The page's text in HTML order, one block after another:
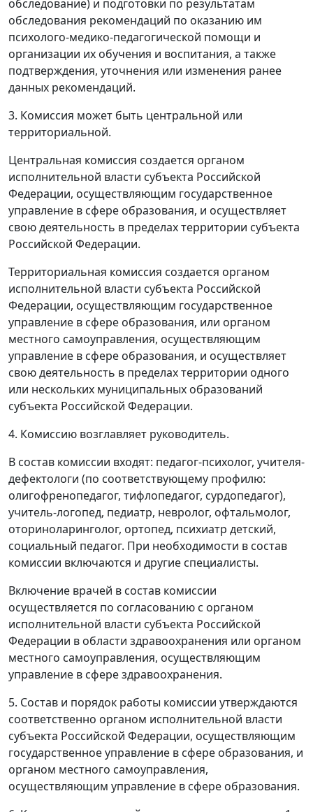
обследование) и подготовки по результатам
обследования рекомендаций по оказанию им
психолого-медико-педагогической помощи и
организации их обучения и воспитания, а также
подтверждения, уточнения или изменения ранее
данных рекомендаций.
3. Комиссия может быть центральной или
территориальной.
Центральная комиссия создается органом
исполнительной власти субъекта Российской
Федерации, осуществляющим государственное
управление в сфере образования, и осуществляет
свою деятельность в пределах территории субъекта
Российской Федерации.
Территориальная комиссия создается органом
исполнительной власти субъекта Российской
Федерации, осуществляющим государственное
управление в сфере образования, или органом
местного самоуправления, осуществляющим
управление в сфере образования, и осуществляет
свою деятельность в пределах территории одного
или нескольких муниципальных образований
субъекта Российской Федерации.
4. Комиссию возглавляет руководитель.
В состав комиссии входят: педагог-психолог, учителя-
дефектологи (по соответствующему профилю:
олигофренопедагог, тифлопедагог, сурдопедагог),
учитель-логопед, педиатр, невролог, офтальмолог,
оториноларинголог, ортопед, психиатр детский,
социальный педагог. При необходимости в состав
комиссии включаются и другие специалисты.
Включение врачей в состав комиссии
осуществляется по согласованию с органом
исполнительной власти субъекта Российской
Федерации в области здравоохранения или органом
местного самоуправления, осуществляющим
управление в сфере здравоохранения.
5. Состав и порядок работы комиссии утверждаются
соответственно органом исполнительной власти
субъекта Российской Федерации, осуществляющим
государственное управление в сфере образования, и
органом местного самоуправления,
осуществляющим управление в сфере образования.